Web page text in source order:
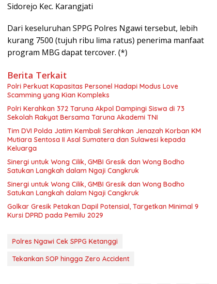
Sidorejo Kec. Karangjati
Dari keseluruhan SPPG Polres Ngawi tersebut, lebih
kurang 7500 (tujuh ribu lima ratus) penerima manfaat
program MBG dapat tercover. (*)
Berita Terkait
Polri Perkuat Kapasitas Personel Hadapi Modus Love
Scamming yang Kian Kompleks
Polri Kerahkan 372 Taruna Akpol Dampingi Siswa di 73
Sekolah Rakyat Bersama Taruna Akademi TNI
Tim DVI Polda Jatim Kembali Serahkan Jenazah Korban KM
Mutiara Sentosa II Asal Sumatera dan Sulawesi kepada
Keluarga
Sinergi untuk Wong Cilik, GMBI Gresik dan Wong Bodho
Satukan Langkah dalam Ngaji Cangkruk
Sinergi untuk Wong Cilik, GMBI Gresik dan Wong Bodho
Satukan Langkah dalam Ngaji Cangkruk
Golkar Gresik Petakan Dapil Potensial, Targetkan Minimal 9
Kursi DPRD pada Pemilu 2029
Polres Ngawi Cek SPPG Ketanggi
Tekankan SOP hingga Zero Accident